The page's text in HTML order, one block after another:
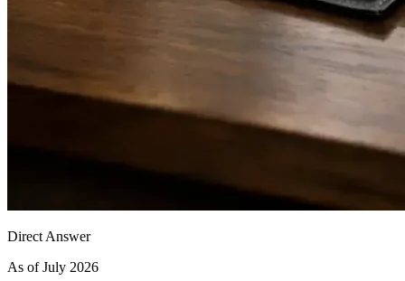
Direct Answer
As of July 2026